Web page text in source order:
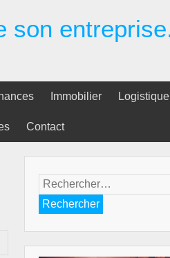
son
Immobilier Logistique
Contact
Rechercher :